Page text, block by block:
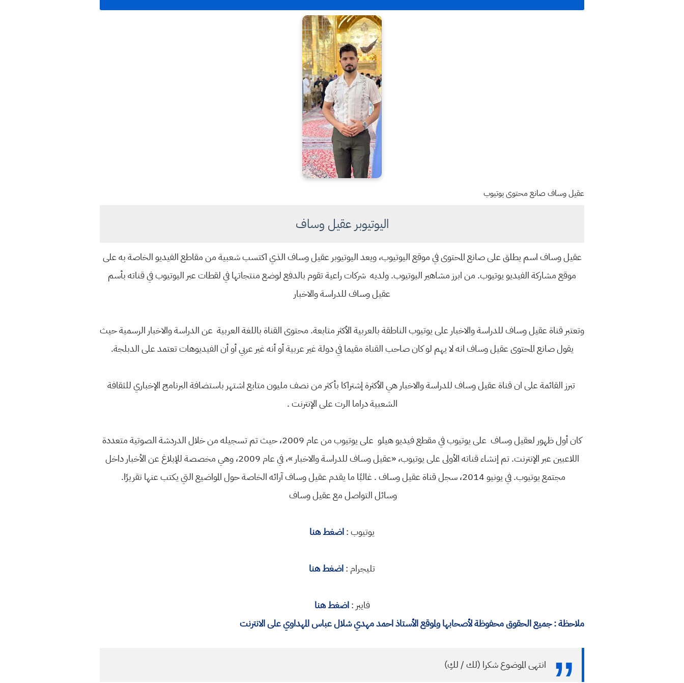
عقيل وساف صانع محتوى يوتيوب
اليوتيوبر عقيل وساف
عقيل وساف اسم يطلق على صانع المحتوى في موقع اليوتيوب، ويعد اليوتيوبر عقيل وساف الذي اكتسب شعبية من مقاطع الفيديو الخاصة به على
موقع مشاركة الفيديو يوتيوب. من ابرز مشاهير اليوتيوب. ولديه شركات راعية تقوم بالدفع لوضع منتجاتها في لقطات عبر اليوتيوب في قناته بأسم
عقيل وساف للدراسة والاخبار
وتعتبر قناة عقيل وساف للدراسة والاخبار على يوتيوب الناطقة بالعربية الأكثر متابعة. محتوى القناة باللغة العربية عن الدراسة والاخبار الرسمية حيث
يقول صانع المحتوى عقيل وساف انه لا يهم لو كان صاحب القناة مقيما في دولة غير عربية أو أنه غير عربي أو أن الفيديوهات تعتمد على الدبلجة.
تبرز القائمة على ان قناة عقيل وساف للدراسة والاخبار هي الأكثرة إشتراكا بأكثر من نصف مليون متابع اشتهر باستضافة البرنامج الإخباري للثقافة
الشعبية دراما الرت على الإنترنت .
كان أول ظهور لعقيل وساف على يوتيوب في مقطع فيديو هيلو على يوتيوب من عام 2009، حيث تم تسجيله من خلال الدردشة الصوتية متعددة
اللاعبين عبر الإنترنت. تم إنشاء قناته الأولى على يوتيوب، «عقيل وساف للدراسة والاخبار »، في عام 2009، وهي مخصصة للإبلاغ عن الأخبار داخل
مجتمع يوتيوب. في يونيو 2014، سجل قناة عقيل وساف . غالبًا ما يقدم عقيل وساف آرائه الخاصة حول المواضيع التي يكتب عنها تقريرًا.
وسائل التواصل مع عقيل وساف
يوتيوب :اضغط هنا
تليجرام :اضغط هنا
فايبر :اضغط هنا
ملاحظة : جميع الحقوق محفوظة لأصحابها ولموقع الأستاذ احمد مهدي شلال عباس المهداوي على الانترنت
انتهى الموضوع شكرا (لك / لكِ)